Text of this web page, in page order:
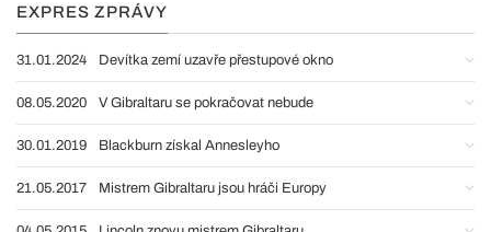
EXPRES ZPRÁVY
31.01.2024 Devítka zemí uzavře přestupové okno
08.05.2020 V Gibraltaru se pokračovat nebude
30.01.2019 Blackburn získal Annesleyho
21.05.2017 Mistrem Gibraltaru jsou hráči Europy